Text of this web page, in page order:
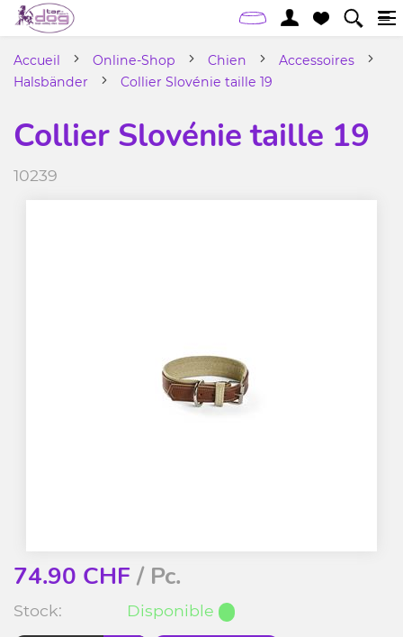
Accueil Online-Shop Chien
Accessoires
Halsbänder
Collier Slovénie taille 19
Collier Slovénie taille 19
10239
74.90 CHF/ Pc.
Stock: Disponible